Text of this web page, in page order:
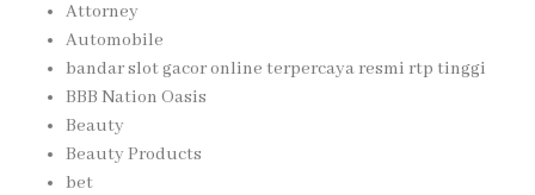
Attorney
Automobile
bandar slot gacor online terpercaya resmi rtp tinggi
BBB Nation Oasis
Beauty
Beauty Products
bet